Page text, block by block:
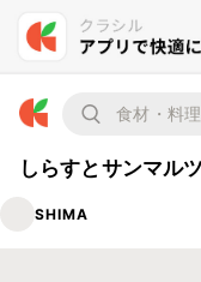
しらすとサンマル
SHIMA